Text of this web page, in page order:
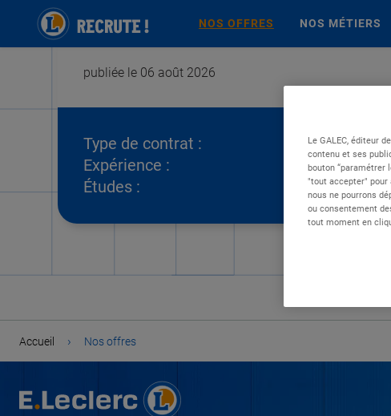
NOS OFFRES NOS MÉTIERS
publiée le 06 août 2026
Type de contrat :
Expérience :
Études :
Accueil › Nos offres
Le GALEC, éditeur
contenu et ses
bouton “paramétrer
"tout accepter" pour
nous ne pourrons
ou consentement
tout moment en